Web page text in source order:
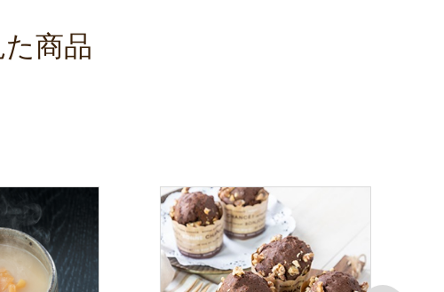
商品